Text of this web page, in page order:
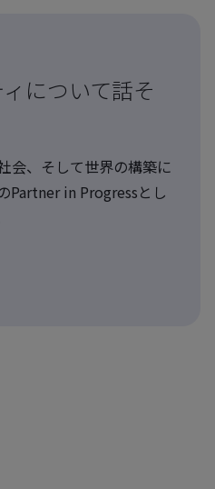
について話そ
会、そして世界の構築に
Partner in Progressとし